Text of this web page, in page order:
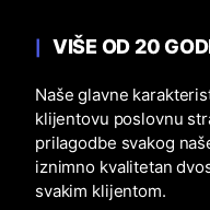
VIŠE OD 20
Naše glavne
klijentovu poslovnu
prilagodbe svakog
iznimno kvalitetan
svakim klijentom.